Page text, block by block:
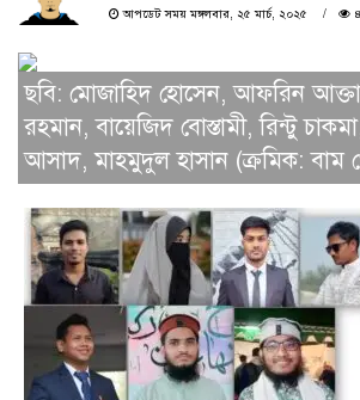
আপডেট সময় মঙ্গলবার, ২৫ মার্চ, ২০২৫
ছবি: মোজাহিদ হোসেন, আফরিন
রহমান, বায়েজিদ বোস্তামী, রিন্টু
আসাদ, মাহমুদুল হাসান (ক্রমিক: বাম